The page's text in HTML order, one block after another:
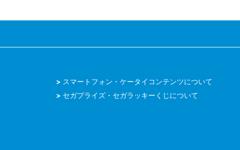
スマートフォン・ケータイコンテンツについて
セガプライズ・セガラッキーくじについて